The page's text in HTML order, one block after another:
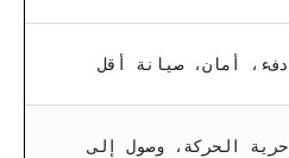
دفء، أمان، صيانة أقل
حرية الحركة، وصول إلى